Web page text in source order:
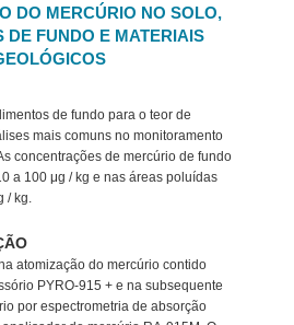
DO MERCÚRIO NO SOLO,
DE FUNDO E MATERIAIS
de fundo para o teor de
mais comuns no monitoramento
concentrações de mercúrio de fundo
a 100 μg / kg e nas áreas poluídas
/ kg.
atomização do mercúrio contido
PYRO-915 + e na subsequente
por espectrometria de absorção